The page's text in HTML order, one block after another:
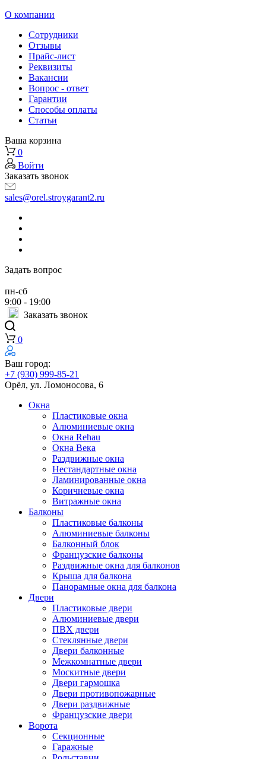
О компании
Сотрудники
Отзывы
Прайс-лист
Реквизиты
Вакансии
Вопрос - ответ
Гарантии
Способы оплаты
Статьи
Ваша корзина
0
Войти
Заказать звонок
sales@orel.stroygarant2.ru
Задать вопрос
пн-сб
9:00 - 19:00
Заказать звонок
0
Ваш город:
+7 (930) 999-85-21
Орёл, ул. Ломоносова, 6
Окна
Пластиковые окна
Алюминиевые окна
Окна Rehau
Окна Века
Раздвижные окна
Нестандартные окна
Ламинированные окна
Коричневые окна
Витражные окна
Балконы
Пластиковые балконы
Алюминиевые балконы
Балконный блок
Французские балконы
Раздвижные окна для балконов
Крыша для балкона
Панорамные окна для балкона
Двери
Пластиковые двери
Алюминиевые двери
ПВХ двери
Стеклянные двери
Двери балконные
Межкомнатные двери
Москитные двери
Двери гармошка
Двери противопожарные
Двери раздвижные
Французские двери
Ворота
Секционные
Гаражные